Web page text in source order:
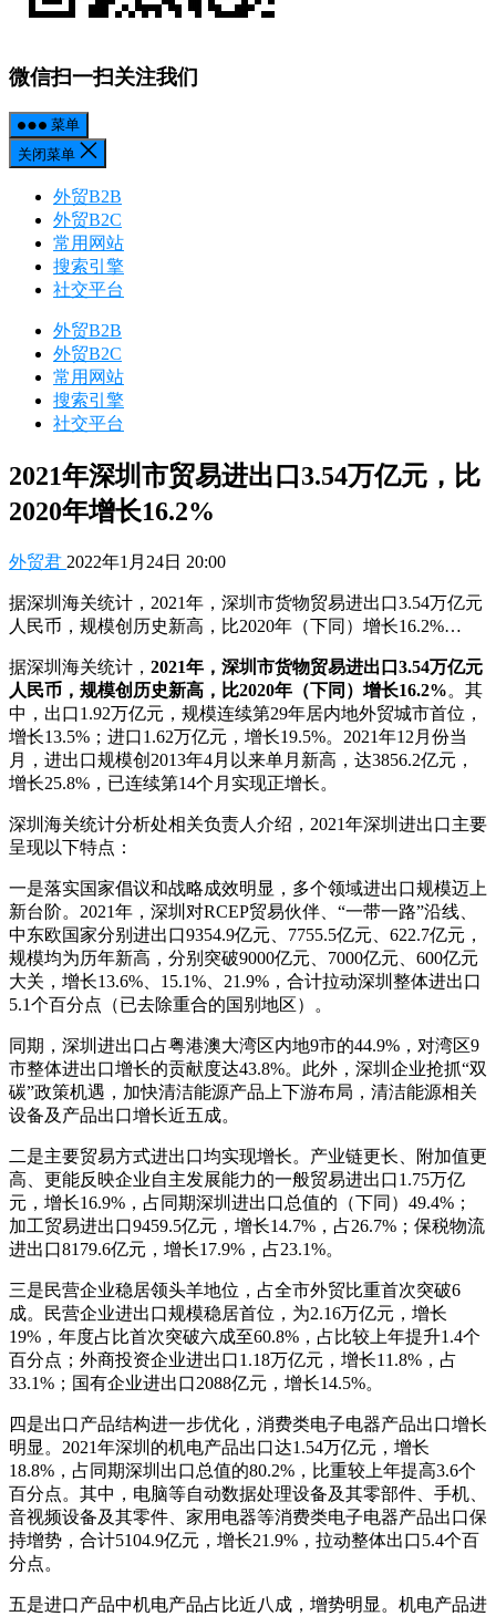
微信扫一扫关注我们
菜单
关闭菜单
外贸B2B
外贸B2C
常用网站
搜索引擎
社交平台
外贸B2B
外贸B2C
常用网站
搜索引擎
社交平台
2021年深圳市贸易进出口3.54万亿元，比
2020年增长16.2%
外贸君 2022年1月24日 20:00
据深圳海关统计，2021年，深圳市货物贸易进出口3.54万亿元
人民币，规模创历史新高，比2020年（下同）增长16.2%…
据深圳海关统计， 2021年，深圳市货物贸易进出口3.54万亿元
人民币，规模创历史新高，比2020年（下同）增长16.2%。其
中，出口1.92万亿元，规模连续第29年居内地外贸城市首位，
增长13.5%；进口1.62万亿元，增长19.5%。2021年12月份当
月，进出口规模创2013年4月以来单月新高，达3856.2亿元，
增长25.8%，已连续第14个月实现正增长。
深圳海关统计分析处相关负责人介绍，2021年深圳进出口主要
呈现以下特点：
一是落实国家倡议和战略成效明显，多个领域进出口规模迈上
新台阶。2021年，深圳对RCEP贸易伙伴、“一带一路”沿线、
中东欧国家分别进出口9354.9亿元、7755.5亿元、622.7亿元，
规模均为历年新高，分别突破9000亿元、7000亿元、600亿元
大关，增长13.6%、15.1%、21.9%，合计拉动深圳整体进出口
5.1个百分点（已去除重合的国别地区）。
同期，深圳进出口占粤港澳大湾区内地9市的44.9%，对湾区9
市整体进出口增长的贡献度达43.8%。此外，深圳企业抢抓“双
碳”政策机遇，加快清洁能源产品上下游布局，清洁能源相关
设备及产品出口增长近五成。
二是主要贸易方式进出口均实现增长。产业链更长、附加值更
高、更能反映企业自主发展能力的一般贸易进出口1.75万亿
元，增长16.9%，占同期深圳进出口总值的（下同）49.4%；
加工贸易进出口9459.5亿元，增长14.7%，占26.7%；保税物流
进出口8179.6亿元，增长17.9%，占23.1%。
三是民营企业稳居领头羊地位，占全市外贸比重首次突破6
成。民营企业进出口规模稳居首位，为2.16万亿元，增长
19%，年度占比首次突破六成至60.8%，占比较上年提升1.4个
百分点；外商投资企业进出口1.18万亿元，增长11.8%，占
33.1%；国有企业进出口2088亿元，增长14.5%。
四是出口产品结构进一步优化，消费类电子电器产品出口增长
明显。2021年深圳的机电产品出口达1.54万亿元，增长
18.8%，占同期深圳出口总值的80.2%，比重较上年提高3.6个
百分点。其中，电脑等自动数据处理设备及其零部件、手机、
音视频设备及其零件、家用电器等消费类电子电器产品出口保
持增势，合计5104.9亿元，增长21.9%，拉动整体出口5.4个百
分点。
五是进口产品中机电产品占比近八成，增势明显。机电产品进